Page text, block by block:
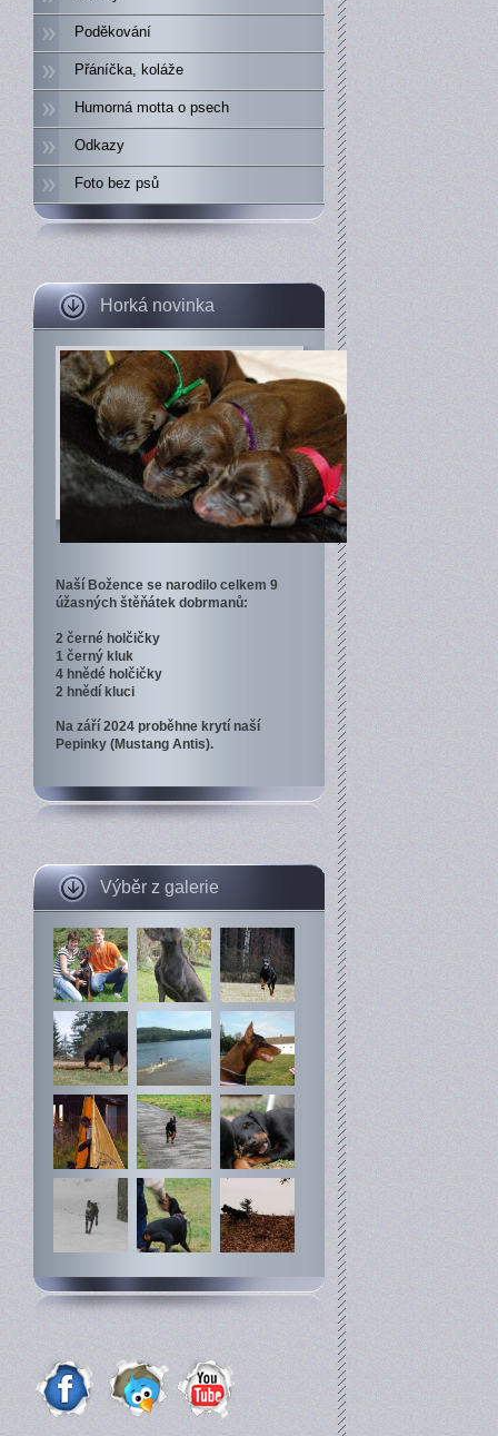
Poděkování
Přáníčka, koláže
Humorná motta o psech
Odkazy
Foto bez psů
Horká novinka
Naší Božence se narodilo celkem 9
úžasných štěňátek dobrmanů:
2 černé holčičky
1 černý kluk
4 hnědé holčičky
2 hnědí kluci
Na září 2024 proběhne krytí naší
Pepinky (Mustang Antis).
Výběr z galerie